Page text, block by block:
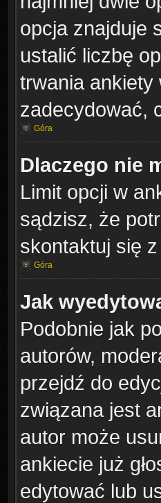
opcja znajduje
ustalić liczbę
trwania
zadecydować,
Góra
Dlaczego nie
Limit opcji w
sądzisz, że
skontaktuj się
Góra
Jak
Podobnie jak
autorów,
przejdź do
związana jest
autor może
ankiecie już
edytować lub